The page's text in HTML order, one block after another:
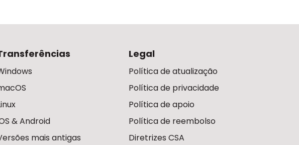
& Android
mais antigas
Legal
Política de atualização
Política de privacidade
Política de apoio
Política de reembolso
Diretrizes CSA